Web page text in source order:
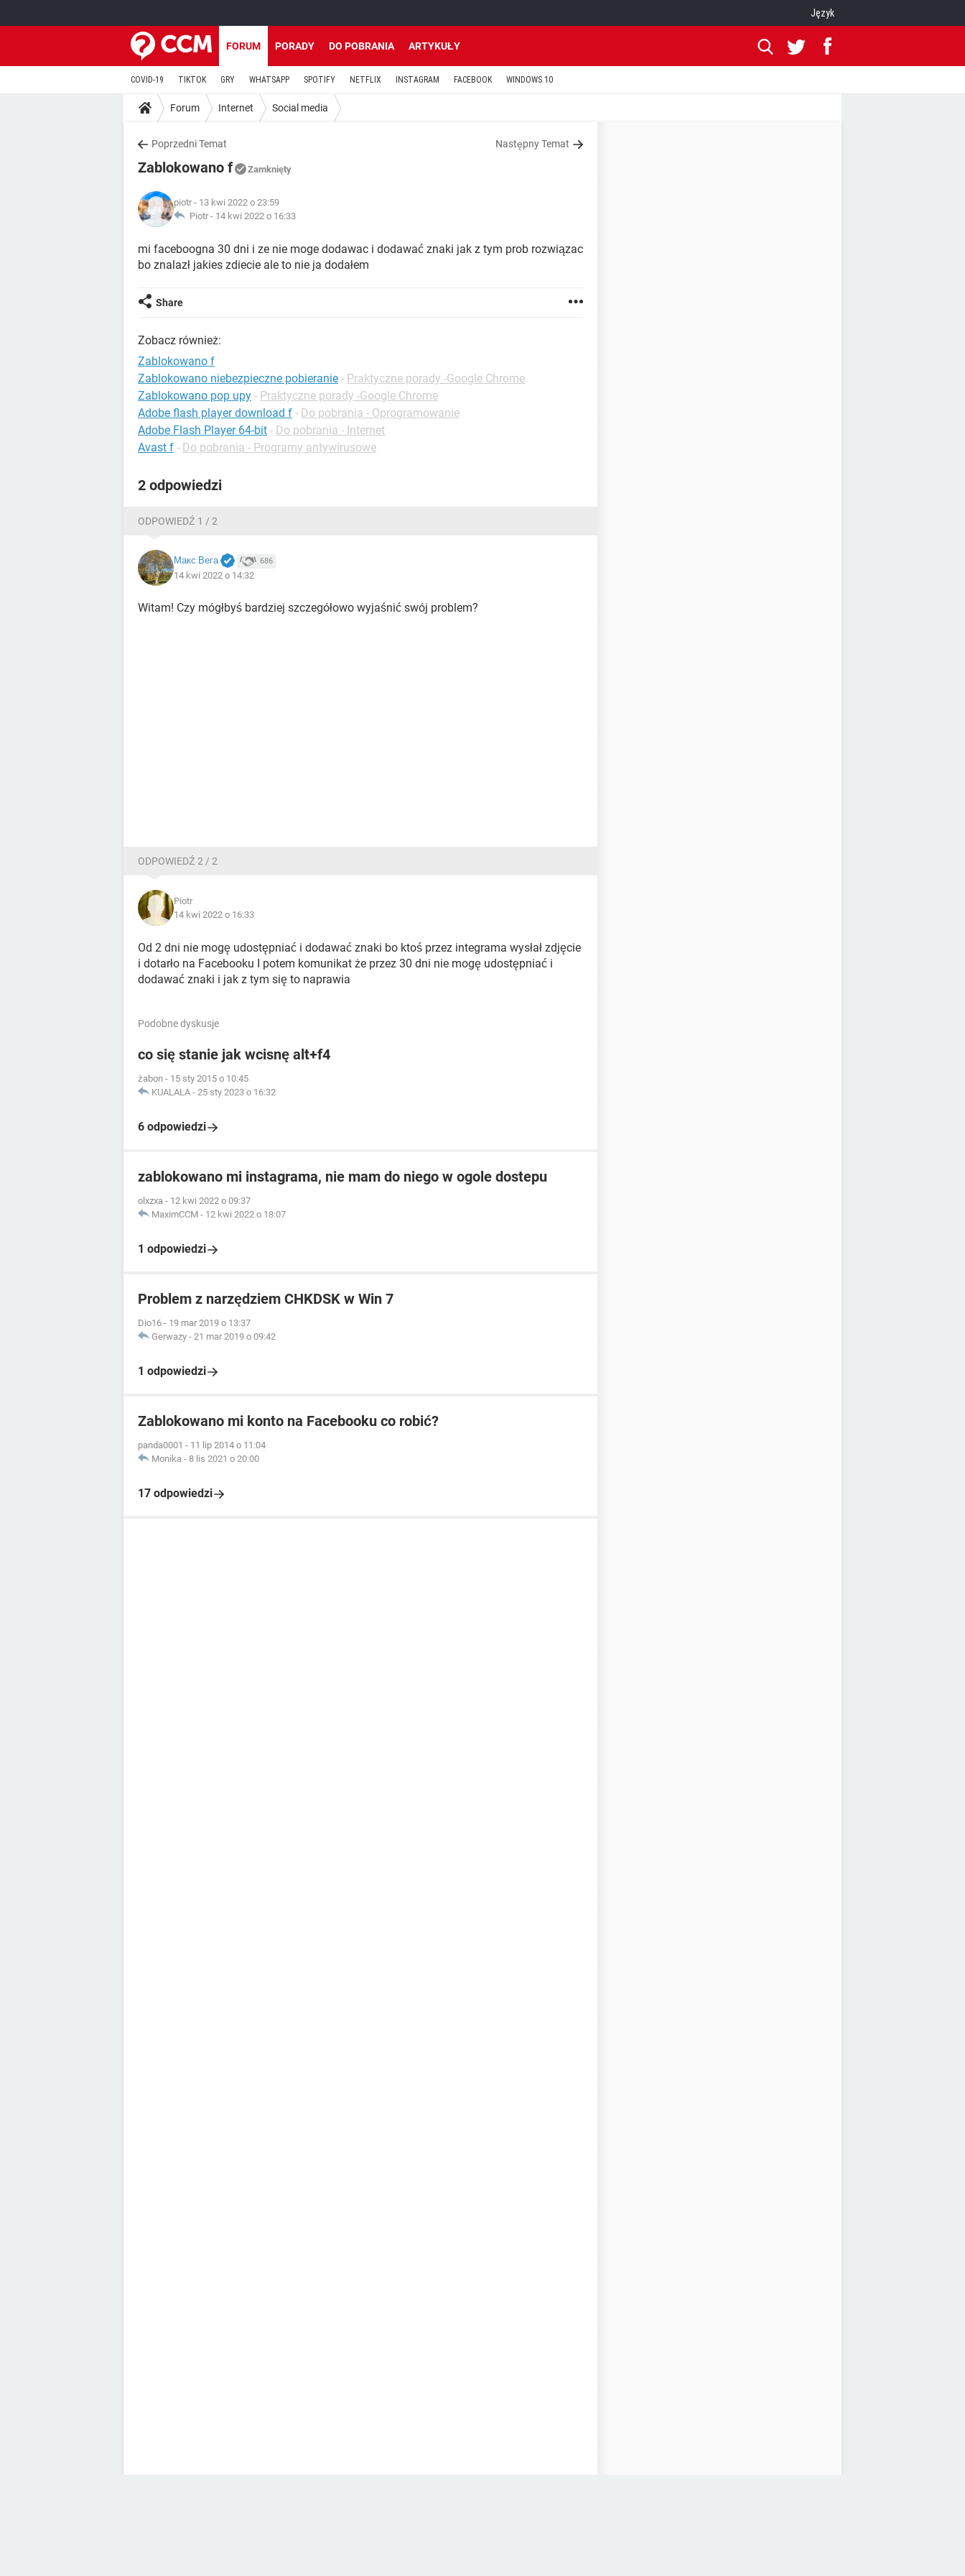
Język
FORUM PORADY DO POBRANIA ARTYKUŁY
COVID-19 TIKTOK GRY WHATSAPP SPOTIFY NETFLIX INSTAGRAM FACEBOOK WINDOWS 10
Forum Internet Social media
Poprzedni Temat Następny Temat
Zablokowano f Zamknięty
piotr - 13 kwi 2022 o 23:59
Piotr - 14 kwi 2022 o 16:33
mi faceboogna 30 dni i ze nie moge dodawac i dodawać znaki jak z tym prob rozwiązac
bo znalazł jakies zdiecie ale to nie ja dodałem
Share
Zobacz również:
Zablokowano f
Zablokowano niebezpieczne pobieranie - Praktyczne porady -Google Chrome
Zablokowano pop upy - Praktyczne porady -Google Chrome
Adobe flash player download f - Do pobrania - Oprogramowanie
Adobe Flash Player 64-bit - Do pobrania - Internet
Avast f - Do pobrania - Programy antywirusowe
2 odpowiedzi
ODPOWIEDŹ 1 / 2
Макс Вега 686
14 kwi 2022 o 14:32
Witam! Czy mógłbyś bardziej szczegółowo wyjaśnić swój problem?
ODPOWIEDŹ 2 / 2
Piotr
14 kwi 2022 o 16:33
Od 2 dni nie mogę udostępniać i dodawać znaki bo ktoś przez integrama wysłał zdjęcie
i dotarło na Facebooku I potem komunikat że przez 30 dni nie mogę udostępniać i
dodawać znaki i jak z tym się to naprawia
Podobne dyskusje
co się stanie jak wcisnę alt+f4
żabon - 15 sty 2015 o 10:45
KUALALA - 25 sty 2023 o 16:32
6 odpowiedzi
zablokowano mi instagrama, nie mam do niego w ogole dostepu
olxzxa - 12 kwi 2022 o 09:37
MaximCCM - 12 kwi 2022 o 18:07
1 odpowiedzi
Problem z narzędziem CHKDSK w Win 7
Dio16 - 19 mar 2019 o 13:37
Gerwazy - 21 mar 2019 o 09:42
1 odpowiedzi
Zablokowano mi konto na Facebooku co robić?
panda0001 - 11 lip 2014 o 11:04
Monika - 8 lis 2021 o 20:00
17 odpowiedzi